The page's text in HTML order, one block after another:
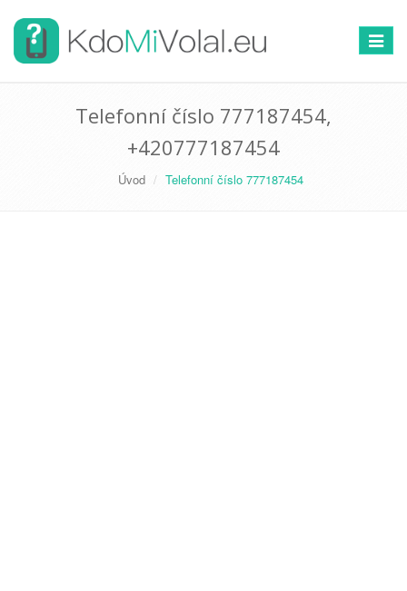
Telefonní číslo 777187454,
+420777187454
Úvod Telefonní číslo 777187454